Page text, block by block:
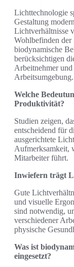
Lichttechnologie
Gestaltung
Lichtverhältnisse
Wohlbefinden
biodynamische
berücksichtigen
Arbeitnehmer
Arbeitsumgebung.
Welche
Produktivität?
Studien zeigen,
entscheidend für
ausgerichtete
Aufmerksamkeit,
Mitarbeiter führt.
Inwiefern trägt
Gute
und visuelle
sind notwendig,
verschiedener
physische
Was ist
eingesetzt?